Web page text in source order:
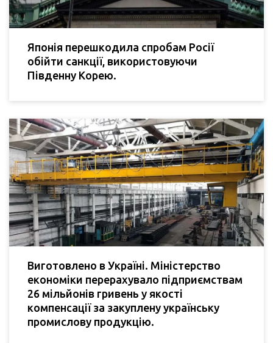
Японія перешкодила спробам Росії
обійти санкції, використовуючи
Південну Корею.
Виготовлено в Україні. Міністерство
економіки перерахувало підприємствам
26 мільйонів гривень у якості
компенсації за закуплену українську
промислову продукцію.